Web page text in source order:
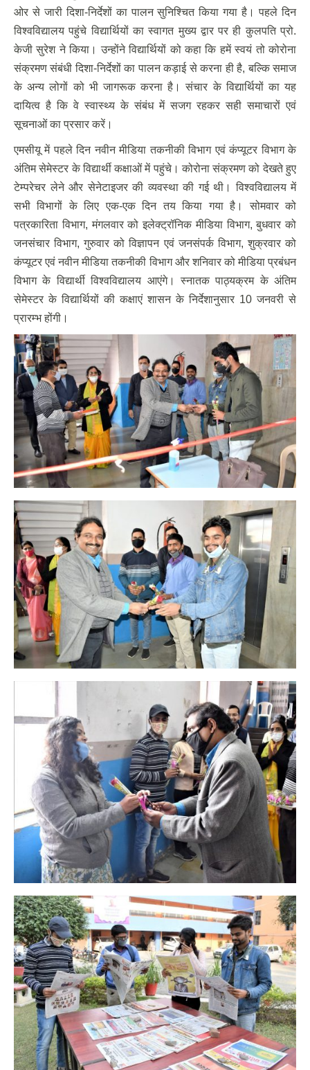
ओर से जारी दिशा-निर्देशों का पालन सुनिश्चित किया गया है। पहले दिन
विश्वविद्यालय पहुंचे विद्यार्थियों का स्वागत मुख्य द्वार पर ही कुलपति प्रो.
केजी सुरेश ने किया। उन्होंने विद्यार्थियों को कहा कि हमें स्वयं तो कोरोना
संक्रमण संबंधी दिशा-निर्देशों का पालन कड़ाई से करना ही है, बल्कि समाज
के अन्य लोगों को भी जागरूक करना है। संचार के विद्यार्थियों का यह
दायित्व है कि वे स्वास्थ्य के संबंध में सजग रहकर सही समाचारों एवं
सूचनाओं का प्रसार करें।
एमसीयू में पहले दिन नवीन मीडिया तकनीकी विभाग एवं कंप्यूटर विभाग के
अंतिम सेमेस्टर के विद्यार्थी कक्षाओं में पहुंचे। कोरोना संक्रमण को देखते हुए
टेम्परेचर लेने और सेनेटाइजर की व्यवस्था की गई थी। विश्वविद्यालय में
सभी विभागों के लिए एक-एक दिन तय किया गया है। सोमवार को
पत्रकारिता विभाग, मंगलवार को इलेक्ट्रॉनिक मीडिया विभाग, बुधवार को
जनसंचार विभाग, गुरुवार को विज्ञापन एवं जनसंपर्क विभाग, शुक्रवार को
कंप्यूटर एवं नवीन मीडिया तकनीकी विभाग और शनिवार को मीडिया प्रबंधन
विभाग के विद्यार्थी विश्वविद्यालय आएंगे। स्नातक पाठ्यक्रम के अंतिम
सेमेस्टर के विद्यार्थियों की कक्षाएं शासन के निर्देशानुसार 10 जनवरी से
प्रारम्भ होंगी।